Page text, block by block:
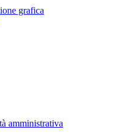
grafica
amministrativa